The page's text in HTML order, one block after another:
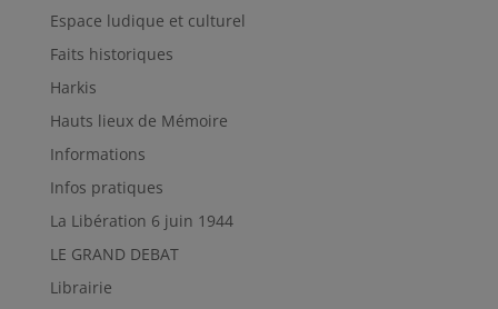
Espace ludique et culturel
Faits historiques
Harkis
Hauts lieux de Mémoire
Informations
Infos pratiques
La Libération 6 juin 1944
LE GRAND DEBAT
Librairie